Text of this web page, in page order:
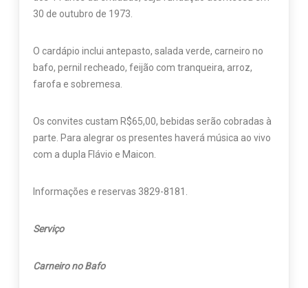
30 de outubro de 1973.
O cardápio inclui antepasto, salada verde, carneiro no
bafo, pernil recheado, feijão com tranqueira, arroz,
farofa e sobremesa.
Os convites custam R$65,00, bebidas serão cobradas à
parte. Para alegrar os presentes haverá música ao vivo
com a dupla Flávio e Maicon.
Informações e reservas 3829-8181.
Serviço
Carneiro no Bafo